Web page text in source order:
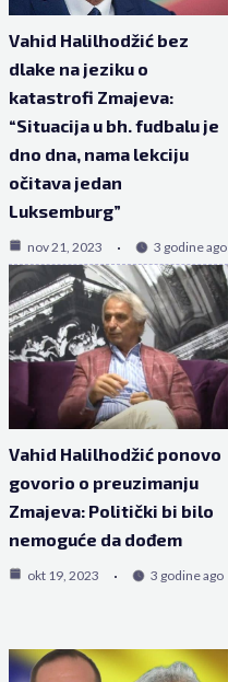
Vahid Halilhodžić bez
dlake na jeziku o
katastrofi Zmajeva:
“Situacija u bh. fudbalu je
dno dna, nama lekciju
očitava jedan
Luksemburg”
nov 21, 2023 3 godine ago
Vahid Halilhodžić ponovo
govorio o preuzimanju
Zmajeva: Politički bi bilo
nemoguće da dođem
okt 19, 2023 3 godine ago